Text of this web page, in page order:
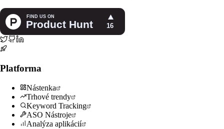
Platforma
Nástenka
Trhové trendy
Keyword Tracking
ASO Nástroje
Analýza aplikácií